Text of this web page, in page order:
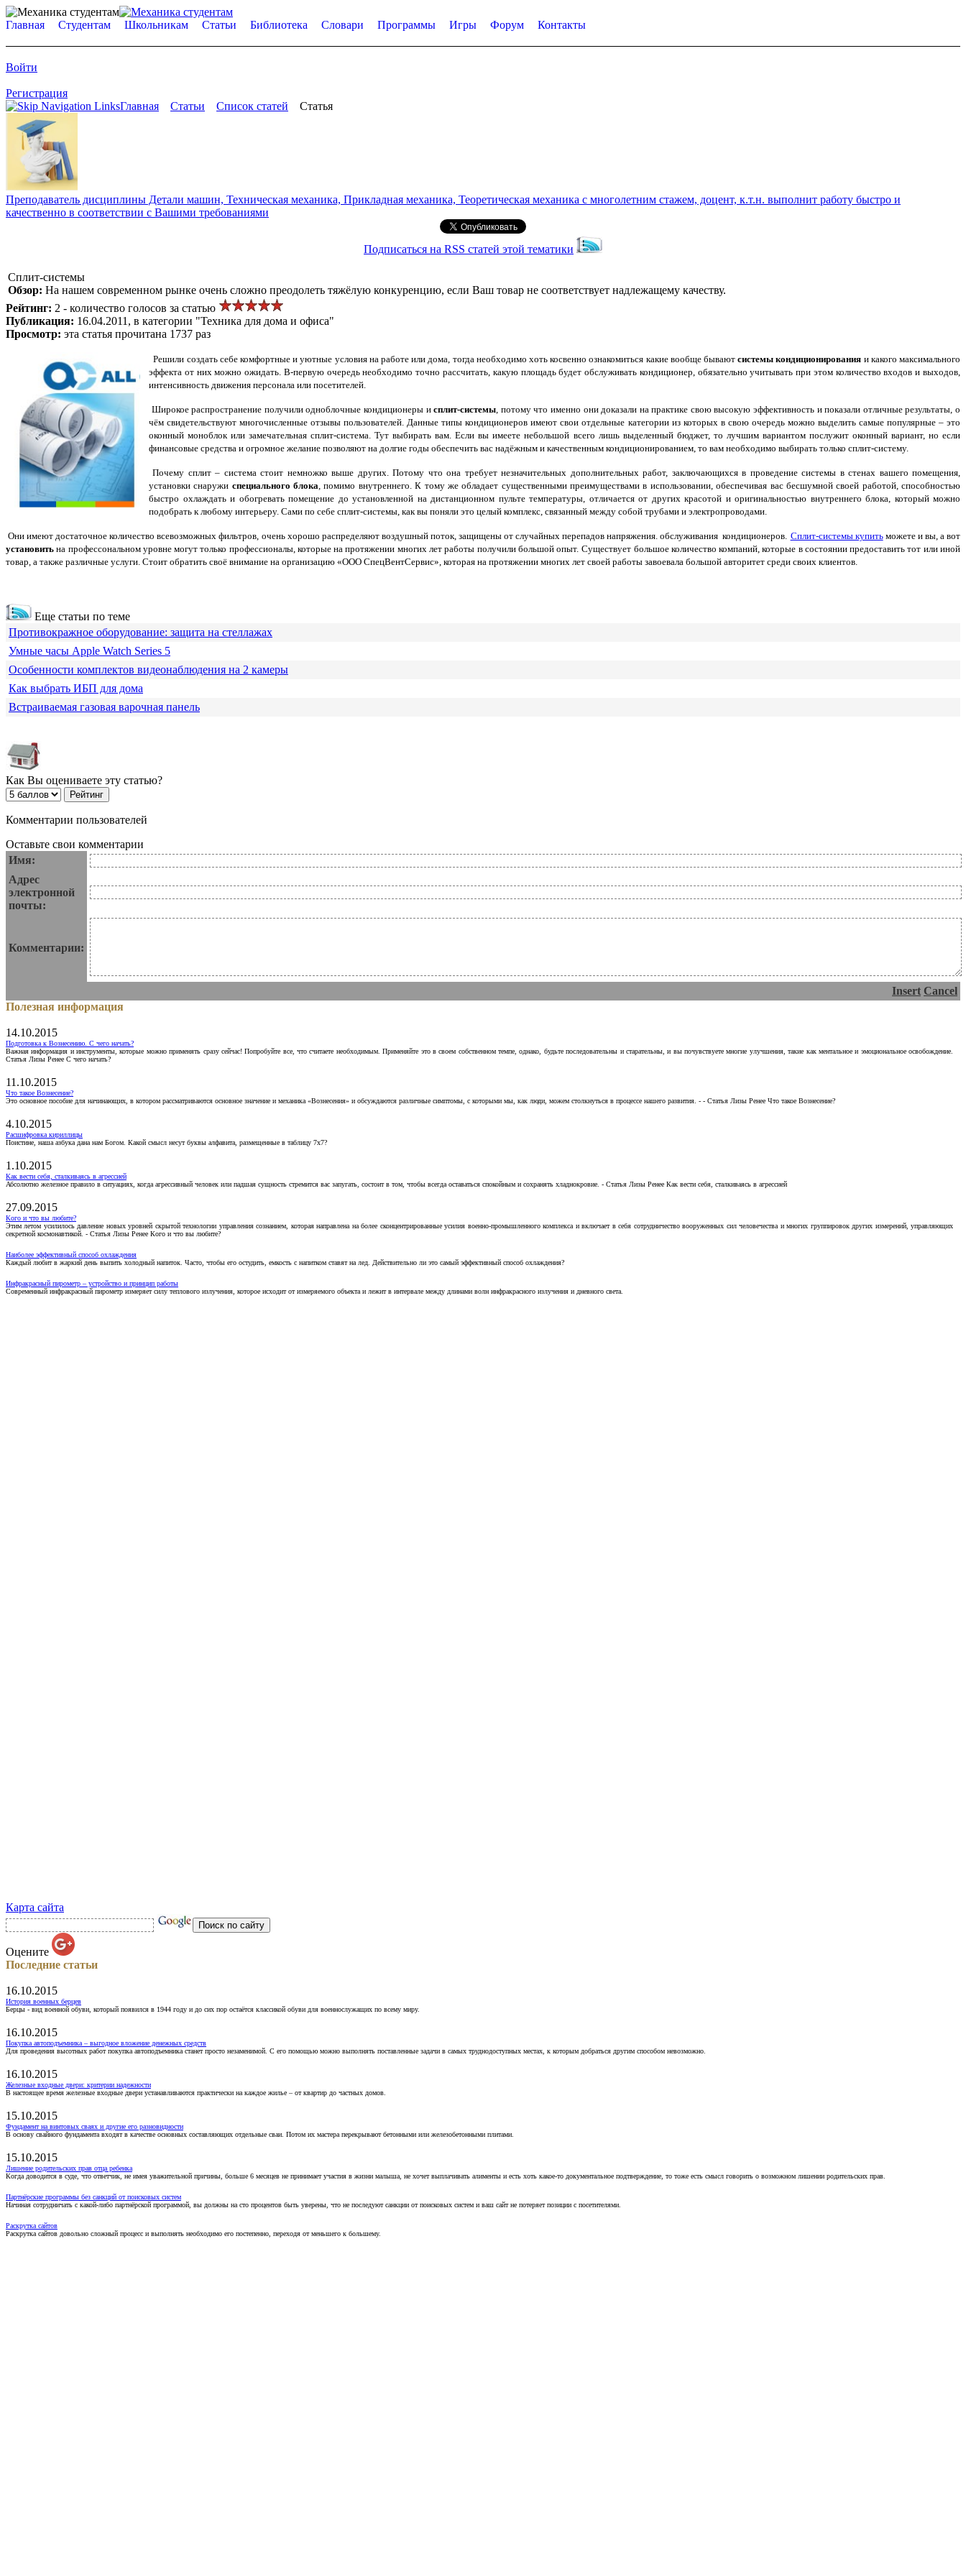
Главная Студентам Школьникам Статьи Библиотека Словари Программы Игры Форум Контакты
Войти
Регистрация
Главная
Статьи Список статей Статья
Преподаватель дисциплины Детали машин, Техническая механика, Прикладная механика, Теоретическая механика с многолетним стажем, доцент, к.т.н. выполнит работу быстро и
качественно в соответствии с Вашими требованиями
Подписаться на RSS статей этой тематики
Сплит-системы
Обзор: На нашем современном рынке очень сложно преодолеть тяжёлую конкуренцию, если Ваш товар не соответствует надлежащему качеству.
Рейтинг: 2 - количество голосов за статью
Публикация: 16.04.2011, в категории "Техника для дома и офиса"
Просмотр: эта статья прочитана 1737 раз
Решили создать себе комфортные и уютные условия на работе или дома, тогда необходимо хоть косвенно ознакомиться какие вообще бываютсистемы кондиционирования и какого максимального
эффекта от них можно ожидать. В-первую очередь необходимо точно рассчитать, какую площадь будет обслуживать кондиционер, обязательно учитывать при этом количество входов и выходов,
интенсивность движения персонала или посетителей.
Широкое распространение получили одноблочные кондиционеры исплит-системы , потому что именно они доказали на практике свою высокую эффективность и показали отличные результаты, о
чём свидетельствуют многочисленные отзывы пользователей. Данные типы кондиционеров имеют свои отдельные категории из которых в свою очередь можно выделить самые популярные – это
оконный моноблок или замечательная сплит-система. Тут выбирать вам. Если вы имеете небольшой всего лишь выделенный бюджет, то лучшим вариантом послужит оконный вариант, но если
финансовые средства и огромное желание позволяют на долгие годы обеспечить вас надёжным и качественным кондиционированием, то вам необходимо выбирать только сплит-систему.
Почему сплит – система стоит немножко выше других. Потому что она требует незначительных дополнительных работ, заключающихся в проведение системы в стенах вашего помещения,
установки снаружи специального блока , помимо внутреннего. К тому же обладает существенными преимуществами в использовании, обеспечивая вас бесшумной своей работой, способностью
быстро охлаждать и обогревать помещение до установленной на дистанционном пульте температуры, отличается от других красотой и оригинальностью внутреннего блока, который можно
подобрать к любому интерьеру. Сами по себе сплит-системы, как вы поняли это целый комплекс, связанный между собой трубами и электропроводами.
Они имеют достаточное количество всевозможных фильтров, очень хорошо распределяют воздушный поток, защищены от случайных перепадов напряжения. обслуживания кондиционеров. Сплит-системы купитьможете и вы, а вот
установитьна профессональном уровне могут только профессионалы, которые на протяжении многих лет работы получили большой опыт. Существует большое количество компаний, которые в состоянии предоставить тот или иной
товар, а также различные услуги. Стоит обратить своё внимание на организацию «ООО СпецВентСервис», которая на протяжении многих лет своей работы завоевала большой авторитет среди своих клиентов.
Еще статьи по теме
Противокражное оборудование: защита на стеллажах
Умные часы Apple Watch Series 5
Особенности комплектов видеонаблюдения на 2 камеры
Как выбрать ИБП для дома
Встраиваемая газовая варочная панель
Как Вы оцениваете эту статью?
Комментарии пользователей
Оставьте свои комментарии
Имя:
Адрес
электронной
почты:
Комментарии:
Insert Cancel
Полезная информация
14.10.2015
Подготовка к Вознесению. С чего начать?
Важная информация и инструменты, которые можно применять сразу сейчас! Попробуйте все, что считаете необходимым. Применяйте это в своем собственном темпе, однако, будьте последовательны и старательны, и вы почувствуете многие улучшения, такие как ментальное и эмоциональное освобождение.
Статья Лизы Ренее С чего начать?
11.10.2015
Что такое Вознесение?
Это основное пособие для начинающих, в котором рассматриваются основное значение и механика «Вознесения» и обсуждаются различные симптомы, с которыми мы, как люди, можем столкнуться в процессе нашего развития. - - Статья Лизы Ренее Что такое Вознесение?
4.10.2015
Расшифровка кириллицы
Поистине, наша азбука дана нам Богом. Какой смысл несут буквы алфавита, размещенные в таблицу 7х7?
1.10.2015
Как вести себя, сталкиваясь в агрессией
Абсолютно железное правило в ситуациях, когда агрессивный человек или падшая сущность стремится вас запугать, состоит в том, чтобы всегда оставаться спокойным и сохранять хладнокровие. - Статья Лизы Ренее Как вести себя, сталкиваясь в агрессией
27.09.2015
Кого и что вы любите?
Этим летом усилилось давление новых уровней скрытой технологии управления сознанием, которая направлена на более сконцентрированные усилия военно-промышленного комплекса и включает в себя сотрудничество вооруженных сил человечества и многих группировок других измерений, управляющих
секретной космонавтикой. - Статья Лизы Ренее Кого и что вы любите?
Наиболее эффективный способ охлаждения
Каждый любит в жаркий день выпить холодный напиток. Часто, чтобы его остудить, емкость с напитком ставят на лед. Действительно ли это самый эффективный способ охлаждения?
Инфракрасный пирометр – устройство и принцип работы
Современный инфракрасный пирометр измеряет силу теплового излучения, которое исходит от измеряемого объекта и лежит в интервале между длинами волн инфракрасного излучения и дневного света.
Карта сайта
Оцените
Последние статьи
16.10.2015
История военных берцев
Берцы - вид военной обуви, который появился в 1944 году и до сих пор остаётся классикой обуви для военнослужащих по всему миру.
16.10.2015
Покупка автоподъемника – выгодное вложение денежных средств
Для проведения высотных работ покупка автоподъемника станет просто незаменимой. С его помощью можно выполнять поставленные задачи в самых труднодоступных местах, к которым добраться другим способом невозможно.
16.10.2015
Железные входные двери: критерии надежности
В настоящее время железные входные двери устанавливаются практически на каждое жилье – от квартир до частных домов.
15.10.2015
Фундамент на винтовых сваях и другие его разновидности
В основу свайного фундамента входят в качестве основных составляющих отдельные сваи. Потом их мастера перекрывают бетонными или железобетонными плитами.
15.10.2015
Лишение родительских прав отца ребенка
Когда доводится в суде, что ответчик, не имея уважительной причины, больше 6 месяцев не принимает участия в жизни малыша, не хочет выплачивать алименты и есть хоть какое-то документальное подтверждение, то тоже есть смысл говорить о возможном лишении родительских прав.
Партнёрские программы без санкций от поисковых систем
Начиная сотрудничать с какой-либо партнёрской программой, вы должны на сто процентов быть уверены, что не последуют санкции от поисковых систем и ваш сайт не потеряет позиции с посетителями.
Раскрутка сайтов
Раскрутка сайтов довольно сложный процесс и выполнять необходимо его постепенно, переходя от меньшего к большему.